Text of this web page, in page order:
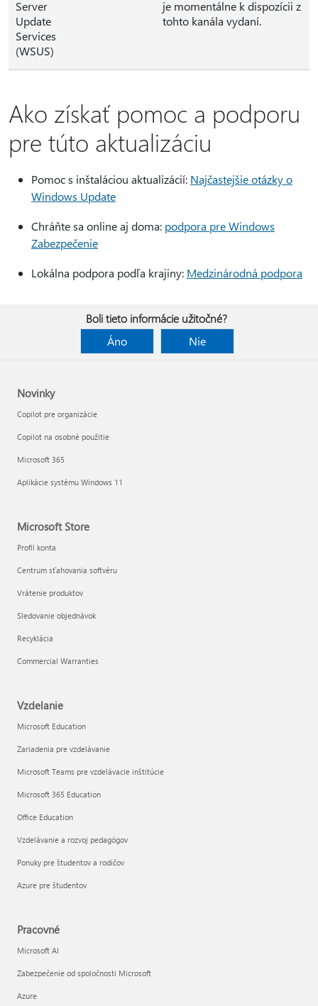
Server
Update
Services
(WSUS)
je momentálne k dispozícii z
tohto kanála vydaní.
Ako získať pomoc a podporu
pre túto aktualizáciu
Pomoc s inštaláciou aktualizácií: Najčastejšie otázky o
Windows Update
Chráňte sa online aj doma: podpora pre Windows
Zabezpečenie
Lokálna podpora podľa krajiny: Medzinárodná podpora
Boli tieto informácie užitočné?
Áno
Nie
Novinky
Copilot pre organizácie
Copilot na osobné použitie
Microsoft 365
Aplikácie systému Windows 11
Microsoft Store
Profil konta
Centrum sťahovania softvéru
Vrátenie produktov
Sledovanie objednávok
Recyklácia
Commercial Warranties
Vzdelanie
Microsoft Education
Zariadenia pre vzdelávanie
Microsoft Teams pre vzdelávacie inštitúcie
Microsoft 365 Education
Office Education
Vzdelávanie a rozvoj pedagógov
Ponuky pre študentov a rodičov
Azure pre študentov
Pracovné
Microsoft AI
Zabezpečenie od spoločnosti Microsoft
Azure